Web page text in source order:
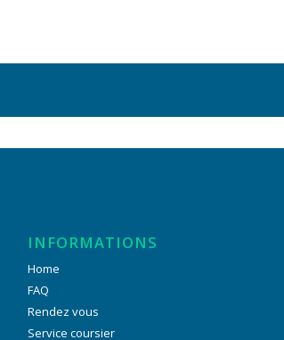
INFORMATIONS
Home
FAQ
Rendez vous
Service coursier